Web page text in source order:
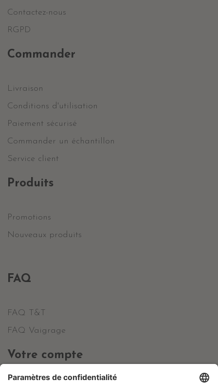
Contactez-nous
RGPD
Commander
Livraison
Conditions d'utilisation
Paiement sécurisé
Commander un échantillon
Service client
Produits
Promotions
Nouveaux produits
FAQ
FAQ T&T
FAQ Vaigrage
Votre compte